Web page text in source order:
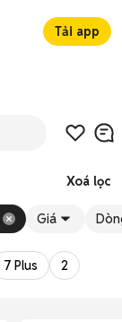
Tải app
Xoá lọc
Giá
7 Plus 2